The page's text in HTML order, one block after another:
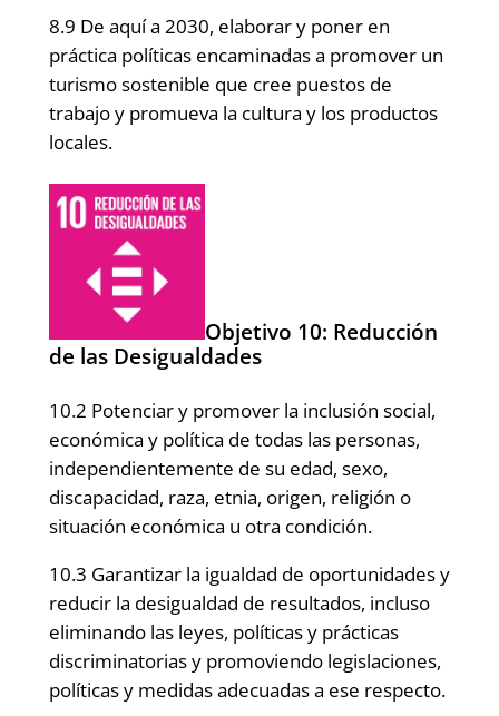
8.9 De aquí a 2030, elaborar y poner en
práctica políticas encaminadas a promover un
turismo sostenible que cree puestos de
trabajo y promueva la cultura y los productos
locales.
Objetivo 10: Reducción
de las Desigualdades
10.2 Potenciar y promover la inclusión social,
económica y política de todas las personas,
independientemente de su edad, sexo,
discapacidad, raza, etnia, origen, religión o
situación económica u otra condición.
10.3 Garantizar la igualdad de oportunidades y
reducir la desigualdad de resultados, incluso
eliminando las leyes, políticas y prácticas
discriminatorias y promoviendo legislaciones,
políticas y medidas adecuadas a ese respecto.